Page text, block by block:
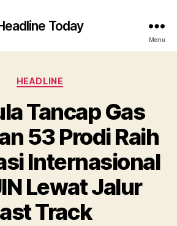
Today
Menu
Categories
HEADLINE
Tancap Gas
53 Prodi Raih
Internasional
Lewat Jalur
Track